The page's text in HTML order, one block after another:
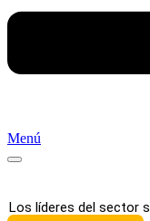
Menú
Los líderes del sector